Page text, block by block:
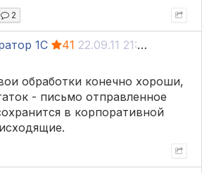
2
1С 41 22.09.11 21:24
обработки конечно хороши,
- письмо отправленное
в корпоративной